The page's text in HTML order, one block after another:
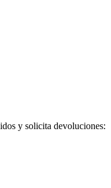
y solicita devoluciones: